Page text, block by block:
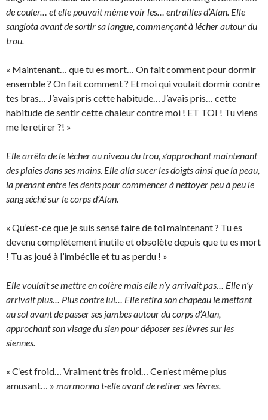
de couler… et elle pouvait même voir les… entrailles d’Alan. Elle
sanglota avant de sortir sa langue, commençant à lécher autour du
trou.
« Maintenant… que tu es mort… On fait comment pour dormir
ensemble ? On fait comment ? Et moi qui voulait dormir contre
tes bras… J’avais pris cette habitude… J’avais pris… cette
habitude de sentir cette chaleur contre moi ! ET TOI ! Tu viens
me le retirer ?! »
Elle arrêta de le lécher au niveau du trou, s’approchant maintenant
des plaies dans ses mains. Elle alla sucer les doigts ainsi que la peau,
la prenant entre les dents pour commencer à nettoyer peu à peu le
sang séché sur le corps d’Alan.
« Qu’est-ce que je suis sensé faire de toi maintenant ? Tu es
devenu complètement inutile et obsolète depuis que tu es mort
! Tu as joué à l’imbécile et tu as perdu ! »
Elle voulait se mettre en colère mais elle n’y arrivait pas… Elle n’y
arrivait plus… Plus contre lui… Elle retira son chapeau le mettant
au sol avant de passer ses jambes autour du corps d’Alan,
approchant son visage du sien pour déposer ses lèvres sur les
siennes.
« C’est froid… Vraiment très froid… Ce n’est même plus
amusant… » marmonna t-elle avant de retirer ses lèvres.